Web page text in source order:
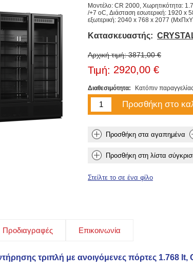
Μοντέλο: CR 2000, Χωρητικότητα:
/+7 oC, Διάσταση εσωτερική: 1920
εξωτερική: 2040 x 768 x 2077
Κατασκευαστής:
Αρχική τιμή: 3871,00 €
Τιμή: 2920,00 €
Διαθεσιμότητα: Κατόπιν παραγγελίας
Προδιαγραφές Επικοινωνία
τριπλή με ανοιγόμενες πόρτες 1.768 lt,